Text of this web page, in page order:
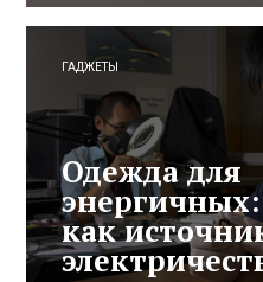
ГАДЖЕТЫ
Одежда для
как